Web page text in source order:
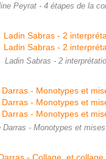
Peyrat - 4 étapes de la
Ladin Sabras - 2
Darras - Monotypes et